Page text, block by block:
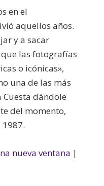
en el
aquellos años.
y a sacar
las fotografías
o icónicas»,
una de las más
dándole
del momento,
nueva ventana |